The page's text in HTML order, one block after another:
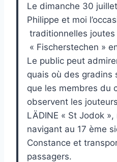
Le dimanche 30
Philippe et moi
traditionnelles
« Fischerstechen »
Le public peut
quais où des gradins
que les membres du
observent les
LÄDINE « St Jodok
navigant au 17 ème
Constance et
passagers.